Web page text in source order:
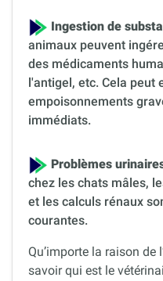
Ingestion de
animaux peuvent
des médicaments
l'antigel, etc. Cela peut
empoisonnements
immédiats.
Problèmes
chez les chats mâles,
et les calculs rénaux
courantes.
Qu’importe la raison de
savoir qui est le